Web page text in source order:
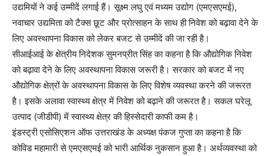
उद्यमियों ने कई उम्मीदें लगाई हैं। सूक्ष्म लघु एवं मध्यम उद्योग (एमएसएमई),
नवाचार उद्यमिता को टैक्स छूट और प्रोत्साहन के साथ ही निवेश को बढ़ावा देने के
लिए अवस्थापना विकास को लेकर बजट से उम्मीदें की जा रही है।
सीआईआई के क्षेत्रीय निदेशक सुमनप्रीत सिंह का कहना है कि औद्योगिक निवेश
को बढ़ावा देने के लिए अवस्थापना विकास जरूरी है। सरकार को बजट में नए
औद्योगिक क्षेत्रों के अवस्थापना विकास के लिए विशेष व्यवस्था करने की जरूरत
है। इसके अलावा स्वास्थ्य क्षेत्र में निवेश को बढ़ाने की जरूरत है। सकल घरेलू
उत्पाद (जीडीपी) में स्वास्थ्य क्षेत्र की हिस्सेदारी काफी कम है।
इंडस्ट्री एसोसिएशन ऑफ उत्तराखंड के अध्यक्ष पंकज गुप्ता का कहना है कि
कोविड महामारी से एमएसएमई को भारी आर्थिक नुकसान हुआ है। अर्थव्यवस्था को